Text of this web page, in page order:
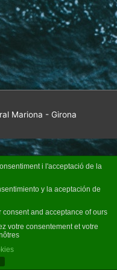
Mariona - Girona
i l'acceptació de la
y la aceptación de
and acceptance of ours
votre consentement et votre